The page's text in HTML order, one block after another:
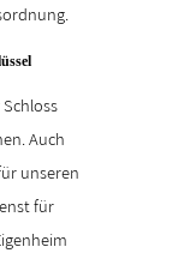
Auch
unseren
für